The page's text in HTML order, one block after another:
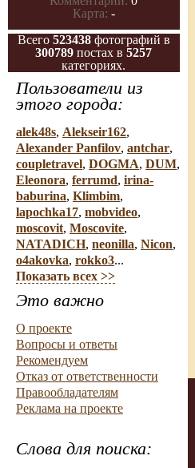
Карта: -
Всего 523438 фотографий в
300789 постах в5257
категориях.
Пользователи из
этого города:
alek48s, Alekseir162,
Alexander Panfilov, antchar,
coupletravel, DOGMA, DUM,
Eleonora, ferrumd, irina-
baburina, Klimbim,
lapochka17, mobvideo,
moscovit, Moscovite,
NATADICH, neonilla, Nicon,
o4akovka, rokko3...
Показать всех >>
Это важно
О проекте
Вопросы и ответы
Рекомендуем
Отказ от ответственности
Правообладателям
Реклама на проекте
Слова для поиска: